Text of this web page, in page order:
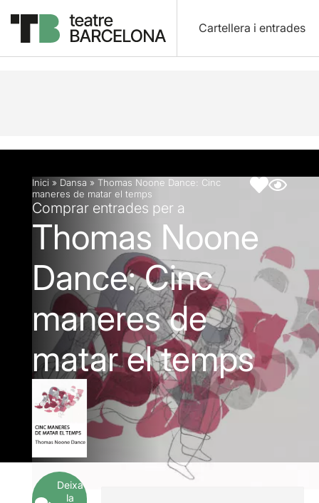
Cartellera i entrades
Descripció Fitxa artística Articles
Inici » Dansa » Thomas Noone Dance: Cinc
maneres de matar el temps
Comprar entrades per a
Thomas Noone
Dance: Cinc
maneres de
matar el temps
Deixa
la